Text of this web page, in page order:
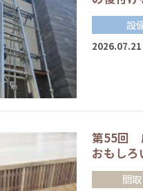
設
2026.07.21
第55回
おもし
間取